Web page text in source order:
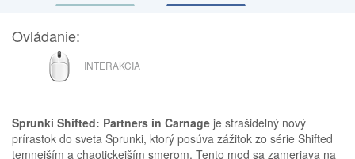
Ovládanie:
MYŠ
INTERAKCIA
Sprunki Shifted: Partners in Carnage je strašidelný nový
prírastok do sveta Sprunki, ktorý posúva zážitok zo série Shifted
temnejším a chaotickejším smerom. Tento mod sa zameriava na